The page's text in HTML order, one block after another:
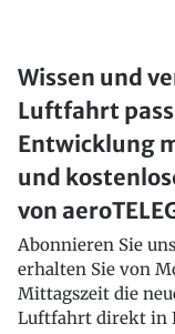
Wissen und
Luftfahrt
Entwicklung
und
von
Abonnieren Sie
erhalten Sie von
Mittagszeit die
Luftfahrt direkt in